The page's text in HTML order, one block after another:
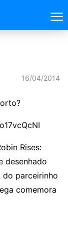
16/04/2014
Rises:
desenhado
parceirinho
comemora